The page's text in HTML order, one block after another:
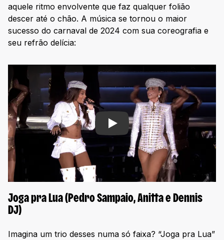
aquele ritmo envolvente que faz qualquer folião
descer até o chão. A música se tornou o maior
sucesso do carnaval de 2024 com sua coreografia e
seu refrão delícia:
Play
Joga pra Lua (Pedro Sampaio, Anitta e Dennis
DJ)
Imagina um trio desses numa só faixa? “Joga pra Lua”